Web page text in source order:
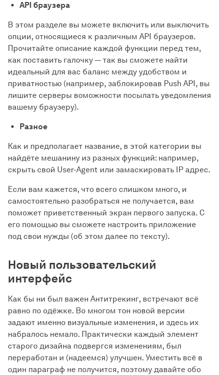
API браузера
В этом разделе вы можете включить или выключить
опции, относящиеся к различным API браузеров.
Прочитайте описание каждой функции перед тем,
как поставить галочку — так вы сможете найти
идеальный для вас баланс между удобством и
приватностью (например, заблокировав Push API, вы
лишите серверы воможности посылать уведомления
вашему браузеру).
Разное
Как и предполагает название, в этой категории вы
найдёте мешанину из разных функций: например,
скрыть свой User-Agent или замаскировать IP адрес.
Если вам кажется, что всего слишком много, и
самостоятельно разобраться не получается, вам
поможет приветственный экран первого запуска. С
его помощью вы сможете настроить приложение
под свои нужды (об этом далее по тексту).
Новый пользовательский
интерфейс
Как бы ни был важен Антитрекинг, встречают всё
равно по одёжке. Во многом тон новой версии
задают именно визуальные изменения, и здесь их
набралось немало. Практически каждый элемент
старого дизайна подвергся изменениям, был
переработан и (надеемся) улучшен. Уместить всё в
один параграф не получится, поэтому давайте обо